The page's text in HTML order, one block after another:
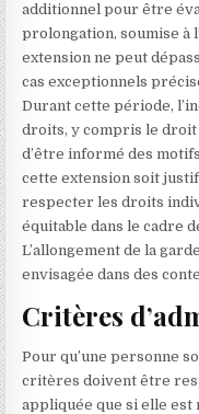
additionnel pour être
prolongation, soumise à
extension ne peut
cas exceptionnels
Durant cette période,
droits, y compris le droit
d’être informé des
cette extension soit
respecter les droits
équitable dans le cadre
L’allongement de la
envisagée dans des
Critères
Pour qu’une personne
critères doivent être
appliquée que si elle est